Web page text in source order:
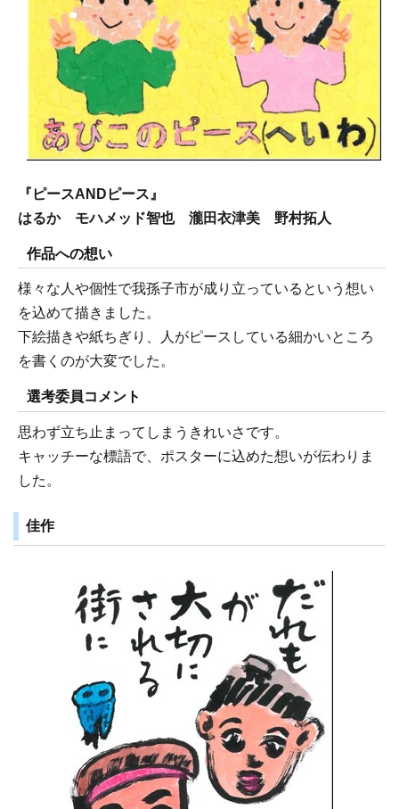
『ピースANDピース』
はるか モハメッド智也 瀧田衣津美 野村拓人
作品への想い
様々な人や個性で我孫子市が成り立っているという想い
を込めて描きました。
下絵描きや紙ちぎり、人がピースしている細かいところ
を書くのが大変でした。
選考委員コメント
思わず立ち止まってしまうきれいさです。
キャッチーな標語で、ポスターに込めた想いが伝わりま
した。
佳作